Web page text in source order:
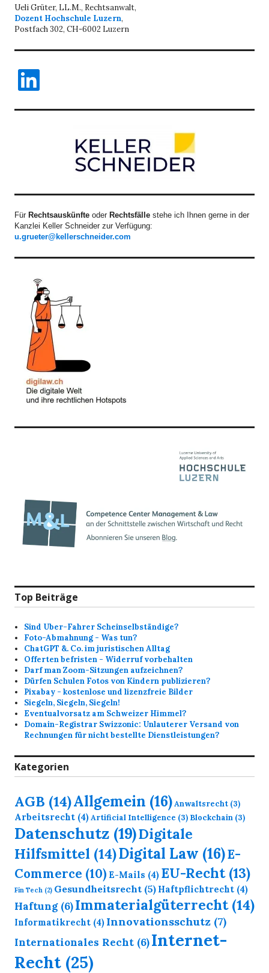
Ueli Grüter, LL.M., Rechtsanwalt,
Dozent Hochschule Luzern,
Postfach 302, CH-6002 Luzern
LinkedIn
Für Rechtsauskünfte oder Rechtsfälle stehe ich Ihnen gerne in der
Kanzlei Keller Schneider zur Verfügung:
u.grueter@kellerschneider.com
Top Beiträge
Sind Uber-Fahrer Scheinselbständige?
Foto-Abmahnung - Was tun?
ChatGPT &. Co. im juristischen Alltag
Offerten befristen - Widerruf vorbehalten
Darf man Zoom-Sitzungen aufzeichnen?
Dürfen Schulen Fotos von Kindern publizieren?
Pixabay - kostenlose und lizenzfreie Bilder
Siegeln, Siegeln, Siegeln!
Eventualvorsatz am Schweizer Himmel?
Domain-Registrar Swizzonic: Unlauterer Versand von
Rechnungen für nicht bestellte Dienstleistungen?
Kategorien
AGB (14)Allgemein (16)Anwaltsrecht (3)
Arbeitsrecht (4)Artificial Intelligence (3) Blockchain (3)
Datenschutz (19)Digitale
Hilfsmittel (14)Digital Law (16)E-
Commerce (10) E-Mails (4) EU-Recht(13)
Fin Tech (2) Gesundheitsrecht (5) Haftpflichtrecht (4)
Haftung(6)Immaterialgüterrecht(14)
Informatikrecht (4) Innovationsschutz (7)
Internationales Recht (6)Internet-
Recht (25)